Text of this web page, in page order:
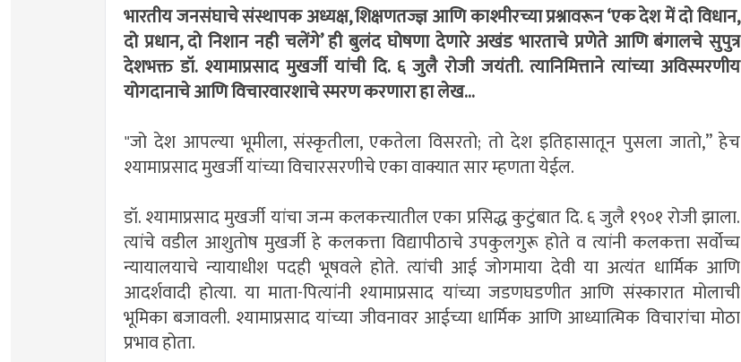
भारतीय जनसंघाचे संस्थापक अध्यक्ष, शिक्षणतज्ज्ञ आणि काश्मीरच्या प्रश्नावरून ‘एक देश में दो विधान,
दो प्रधान, दो निशान नही चलेंगे’ ही बुलंद घोषणा देणारे अखंड भारताचे प्रणेते आणि बंगालचे सुपुत्र
देशभक्त डॉ. श्यामाप्रसाद मुखर्जी यांची दि. ६ जुलै रोजी जयंती. त्यानिमित्ताने त्यांच्या अविस्मरणीय
योगदानाचे आणि विचारवारशाचे स्मरण करणारा हा लेख...
"जो देश आपल्या भूमीला, संस्कृतीला, एकतेला विसरतो; तो देश इतिहासातून पुसला जातो,” हेच
श्यामाप्रसाद मुखर्जी यांच्या विचारसरणीचे एका वाक्यात सार म्हणता येईल.
डॉ. श्यामाप्रसाद मुखर्जी यांचा जन्म कलकत्त्यातील एका प्रसिद्ध कुटुंबात दि. ६ जुलै १९०१ रोजी झाला.
त्यांचे वडील आशुतोष मुखर्जी हे कलकत्ता विद्यापीठाचे उपकुलगुरू होते व त्यांनी कलकत्ता सर्वोच्च
न्यायालयाचे न्यायाधीश पदही भूषवले होते. त्यांची आई जोगमाया देवी या अत्यंत धार्मिक आणि
आदर्शवादी होत्या. या माता-पित्यांनी श्यामाप्रसाद यांच्या जडणघडणीत आणि संस्कारात मोलाची
भूमिका बजावली. श्यामाप्रसाद यांच्या जीवनावर आईच्या धार्मिक आणि आध्यात्मिक विचारांचा मोठा
प्रभाव होता.